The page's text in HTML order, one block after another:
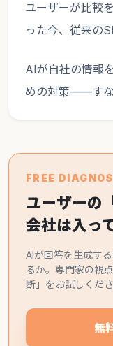
ユーザーが比較
った今、従来の
AIが自社の情報
めの対策——すな
FREE
ユーザーの
会社は入っ
AIが回答を生成す
るか。専門家の視
断」をお試しくださ
無